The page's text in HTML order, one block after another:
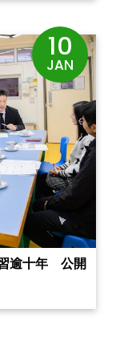
逾十年 公開
10
JAN